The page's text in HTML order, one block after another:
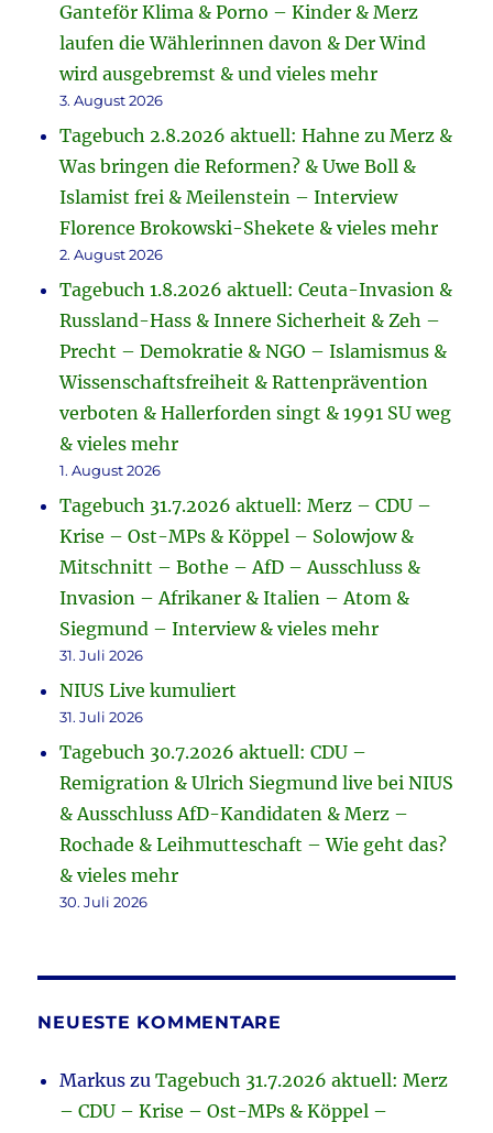
Ganteför Klima & Porno – Kinder & Merz
laufen die Wählerinnen davon & Der Wind
wird ausgebremst & und vieles mehr
3. August 2026
Tagebuch 2.8.2026 aktuell: Hahne zu Merz &
Was bringen die Reformen? & Uwe Boll &
Islamist frei & Meilenstein – Interview
Florence Brokowski-Shekete & vieles mehr
2. August 2026
Tagebuch 1.8.2026 aktuell: Ceuta-Invasion &
Russland-Hass & Innere Sicherheit & Zeh –
Precht – Demokratie & NGO – Islamismus &
Wissenschaftsfreiheit & Rattenprävention
verboten & Hallerforden singt & 1991 SU weg
& vieles mehr
1. August 2026
Tagebuch 31.7.2026 aktuell: Merz – CDU –
Krise – Ost-MPs & Köppel – Solowjow &
Mitschnitt – Bothe – AfD – Ausschluss &
Invasion – Afrikaner & Italien – Atom &
Siegmund – Interview & vieles mehr
31. Juli 2026
NIUS Live kumuliert
31. Juli 2026
Tagebuch 30.7.2026 aktuell: CDU –
Remigration & Ulrich Siegmund live bei NIUS
& Ausschluss AfD-Kandidaten & Merz –
Rochade & Leihmutteschaft – Wie geht das?
& vieles mehr
30. Juli 2026
NEUESTE KOMMENTARE
Markus zuTagebuch 31.7.2026 aktuell: Merz
– CDU – Krise – Ost-MPs & Köppel –